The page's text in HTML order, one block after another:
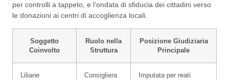
per controlli a tappeto, e l’ondata di sfiducia dei cittadini verso
le donazioni ai centri di accoglienza locali.
Soggetto
Coinvolto
Ruolo nella
Struttura
Posizione Giudiziaria
Principale
Liliane
Consigliera
Imputata per reati